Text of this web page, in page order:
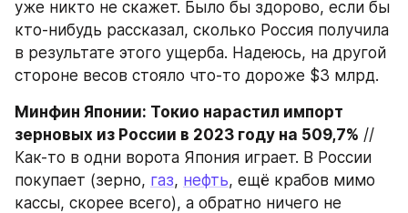
уже никто не скажет. Было бы здорово, если бы
кто-нибудь рассказал, сколько Россия получила
в результате этого ущерба. Надеюсь, на другой
стороне весов стояло что-то дороже $3 млрд.
Минфин Японии: Токио нарастил импорт
зерновых из России в 2023 году на 509,7% //
Как-то в одни ворота Япония играет. В России
покупает (зерно, газ, нефть, ещё крабов мимо
кассы, скорее всего), а обратно ничего не